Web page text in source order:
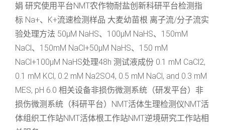
娟 研究使用平台NMT农作物耐盐创新科研平台检测指
标 Na+、K+流速检测样品 大麦幼苗根 离子流/分子流实
验处理方法 50μM NaHS、100μM NaHS、150mM
NaCl、150mM NaCl+50μM NaHS、150 mM
NaCl+100μM NaHS处理48h 测试液成份 0.1 mM CaCl2,
0.1 mM KCl, 0.2 mM Na2SO4, 0.5 mM NaCl, and 0.3 mM
MES, pH 6.0 相关设备非损伤微测系统（研发平台）非
损伤微测系统（科研平台）NMT活体生理检测仪NMT活
体组织工作站NMT活体根工作站NMT逆境研究工作站相